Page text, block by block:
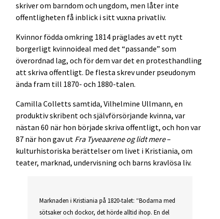
skriver om barndom och ungdom, men låter inte
offentligheten få inblick i sitt vuxna privatliv.
Kvinnor födda omkring 1814 präglades av ett nytt
borgerligt kvinnoideal med det “passande” som
överordnad lag, och för dem var det en protesthandling
att skriva offentligt. De flesta skrev under pseudonym
ända fram till 1870- och 1880-talen.
Camilla Colletts samtida, Vilhelmine Ullmann, en
produktiv skribent och självförsörjande kvinna, var
nästan 60 när hon började skriva offentligt, och hon var
87 när hon gav ut Fra Tyveaarene og lidt mere–
kulturhistoriska berättelser om livet i Kristiania, om
teater, marknad, undervisning och barns kravlösa liv.
Marknaden i Kristiania på 1820-talet: “Bodarna med
sötsaker och dockor, det hörde alltid ihop. En del